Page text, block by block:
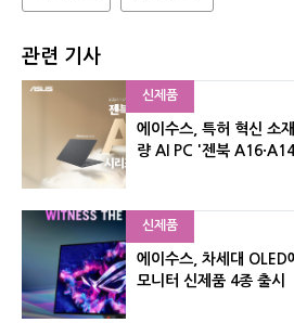
관련 기사
신제품
에이수스, 특허 혁신 소
량 AI PC '젠북
신제품
에이수스, 차세대 OLED
모니터 신제품 4종 출시